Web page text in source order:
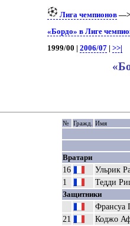
Лига чемпионов—>
«Бордо» в Лиге
1999/00 | 2006/07| >>|
№ Гражд. Имя
Вратари
16 Ульрик
1
Тедди
Защитники
Франсуа
21
Коджо